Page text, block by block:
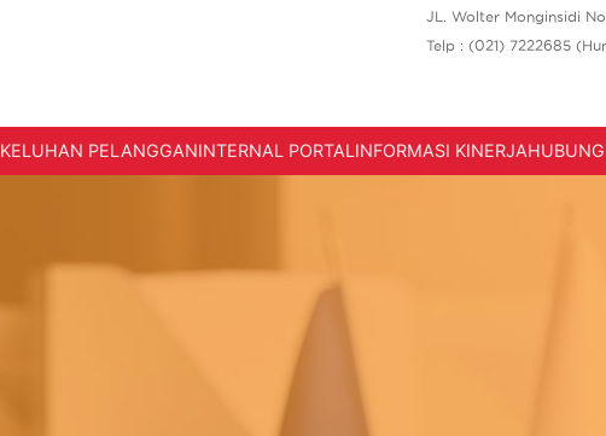
JL. Wolter Monginsidi
Telp : (021) 7222685
KELUHAN PELANGGANINTERNAL PORTALINFORMASI KINERJA